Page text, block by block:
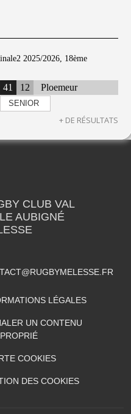
2025/2026, 18ème
41 12 Ploemeur
SENIOR
+ DE RÉSULTATS
CLUB VAL
AUBIGNÉ
LÉGALES
UN CONTENU
COOKIES
DES COOKIES